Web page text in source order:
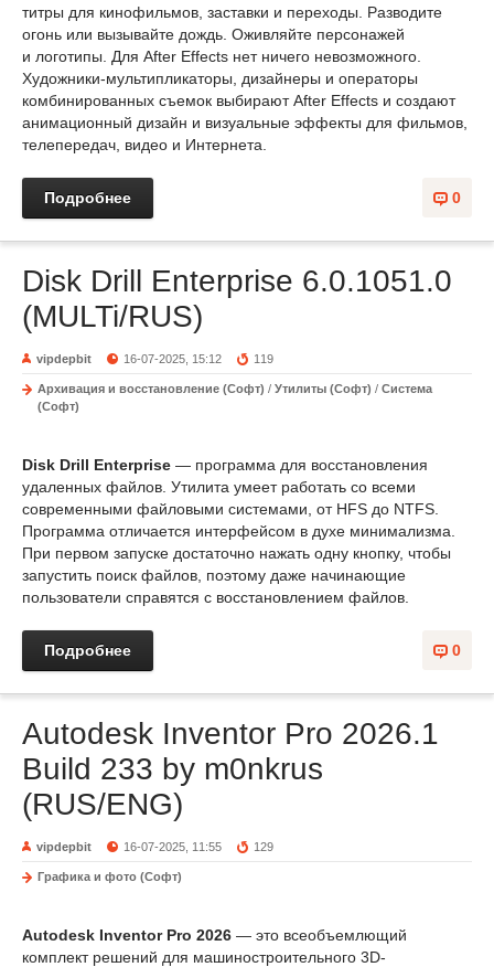
титры для кинофильмов, заставки и переходы. Разводите
огонь или вызывайте дождь. Оживляйте персонажей
и логотипы. Для After Effects нет ничего невозможного.
Художники-мультипликаторы, дизайнеры и операторы
комбинированных съемок выбирают After Effects и создают
анимационный дизайн и визуальные эффекты для фильмов,
телепередач, видео и Интернета.
0
Подробнее
Disk Drill Enterprise 6.0.1051.0
(MULTi/RUS)
vipdepbit 16-07-2025, 15:12 119
Архивация и восстановление (Софт) / Утилиты (Софт) / Система
(Софт)
Disk Drill Enterprise — программа для восстановления
удаленных файлов. Утилита умеет работать со всеми
современными файловыми системами, от HFS до NTFS.
Программа отличается интерфейсом в духе минимализма.
При первом запуске достаточно нажать одну кнопку, чтобы
запустить поиск файлов, поэтому даже начинающие
пользователи справятся с восстановлением файлов.
0
Подробнее
Autodesk Inventor Pro 2026.1
Build 233 by m0nkrus
(RUS/ENG)
vipdepbit 16-07-2025, 11:55 129
Графика и фото (Софт)
Autodesk Inventor Pro 2026 — это всеобъемлющий
комплект решений для машиностроительного 3D-